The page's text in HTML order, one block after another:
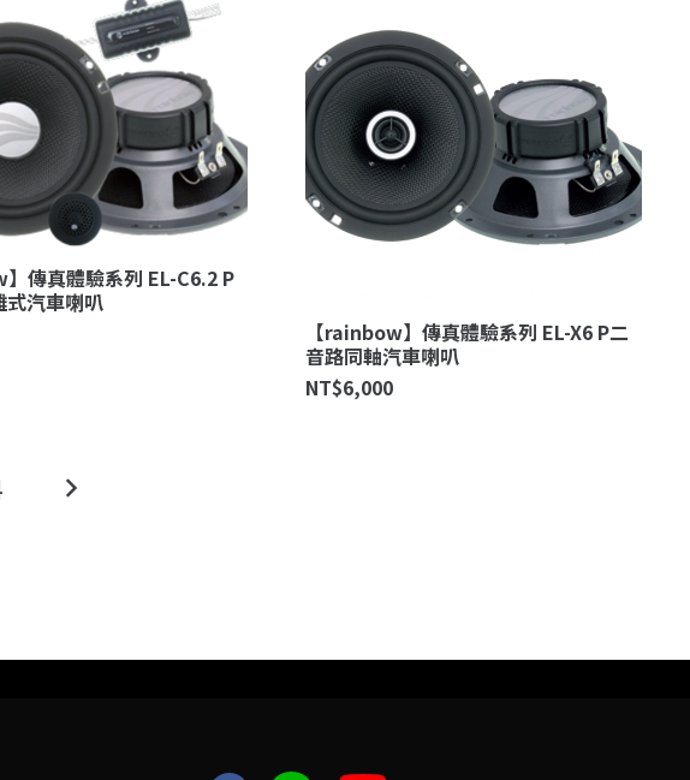
】傳真體驗系列 EL-C6.2 P
式汽車喇叭
【rainbow】傳真體驗系列 EL-X6 P二
音路同軸汽車喇叭
NT$6,000